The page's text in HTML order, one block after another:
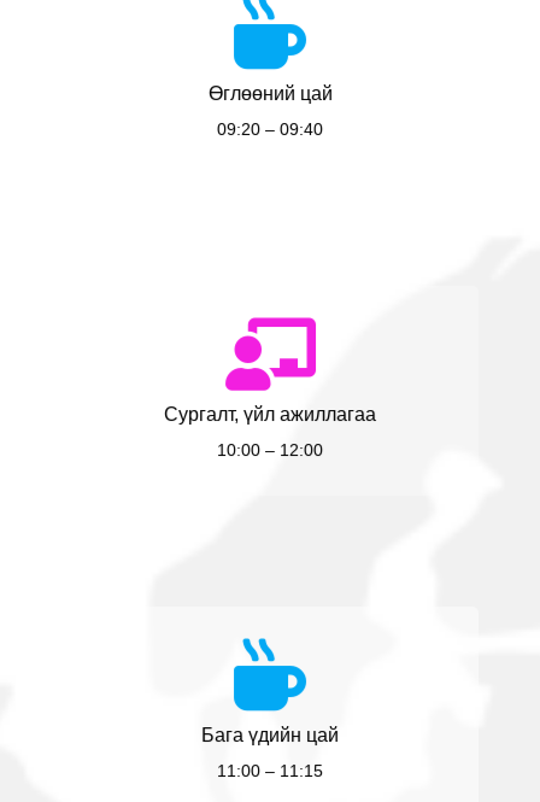
Өглөөний цай
09:20 – 09:40
Сургалт, үйл ажиллагаа
10:00 – 12:00
Бага үдийн цай
11:00 – 11:15